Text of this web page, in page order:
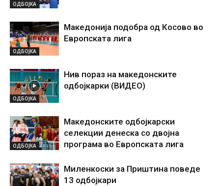
ОДБОЈКА
ОДБОЈКА
Македонија подобра од Косово во
Европската лига
ОДБОЈКА
Нив пораз на македонските
одбојкарки (ВИДЕО)
ОДБОЈКА
Македонските одбојкарски
селекции денеска со двојна
програма во Европската лига
Миленкоски за Приштина поведе
13 одбојкари